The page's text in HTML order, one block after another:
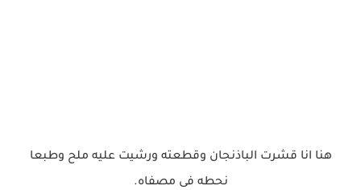
هنا انا قشرت الباذنجان وقطعته ورشيت عليه ملح وطبعا
نحطه فى مصفاه.